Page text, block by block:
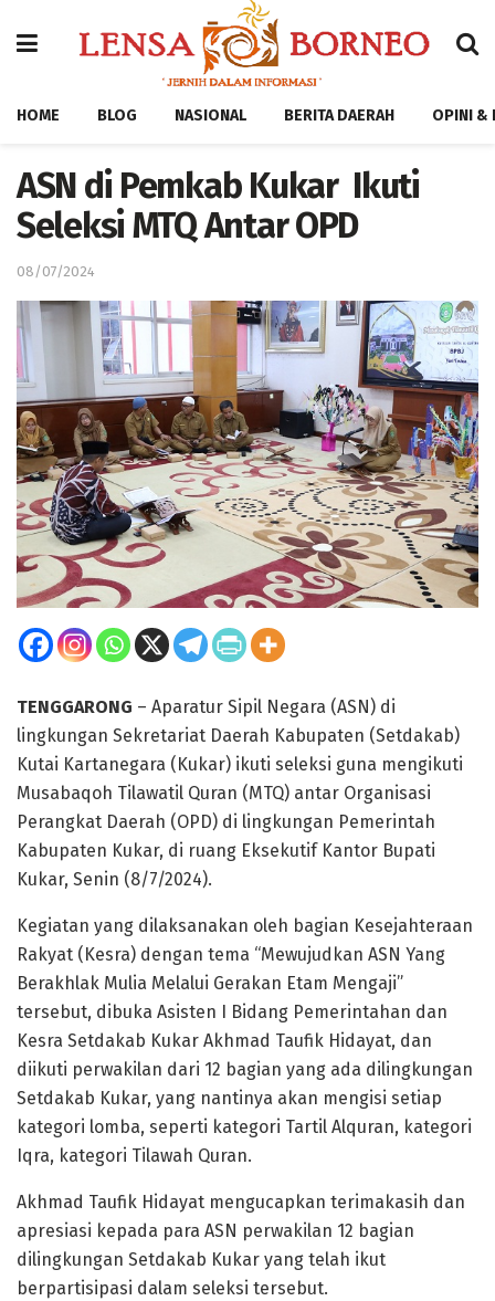
HOME BLOG NASIONAL BERITA DAERAH OPINI &
ASN di Pemkab Kukar Ikuti
Seleksi MTQ Antar OPD
08/07/2024
TENGGARONG – Aparatur Sipil Negara (ASN) di
lingkungan Sekretariat Daerah Kabupaten (Setdakab)
Kutai Kartanegara (Kukar) ikuti seleksi guna mengikuti
Musabaqoh Tilawatil Quran (MTQ) antar Organisasi
Perangkat Daerah (OPD) di lingkungan Pemerintah
Kabupaten Kukar, di ruang Eksekutif Kantor Bupati
Kukar, Senin (8/7/2024).
Kegiatan yang dilaksanakan oleh bagian Kesejahteraan
Rakyat (Kesra) dengan tema “Mewujudkan ASN Yang
Berakhlak Mulia Melalui Gerakan Etam Mengaji”
tersebut, dibuka Asisten I Bidang Pemerintahan dan
Kesra Setdakab Kukar Akhmad Taufik Hidayat, dan
diikuti perwakilan dari 12 bagian yang ada dilingkungan
Setdakab Kukar, yang nantinya akan mengisi setiap
kategori lomba, seperti kategori Tartil Alquran, kategori
Iqra, kategori Tilawah Quran.
Akhmad Taufik Hidayat mengucapkan terimakasih dan
apresiasi kepada para ASN perwakilan 12 bagian
dilingkungan Setdakab Kukar yang telah ikut
berpartisipasi dalam seleksi tersebut.